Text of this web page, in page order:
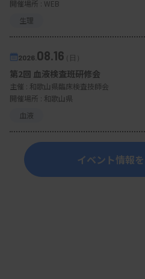
開催場所 : WEB
生理
2026. 08.16（日）
第2回 血液検査班研修会
主催 : 和歌山県臨床検査技師会
開催場所 : 和歌山県
血液
イベント情報